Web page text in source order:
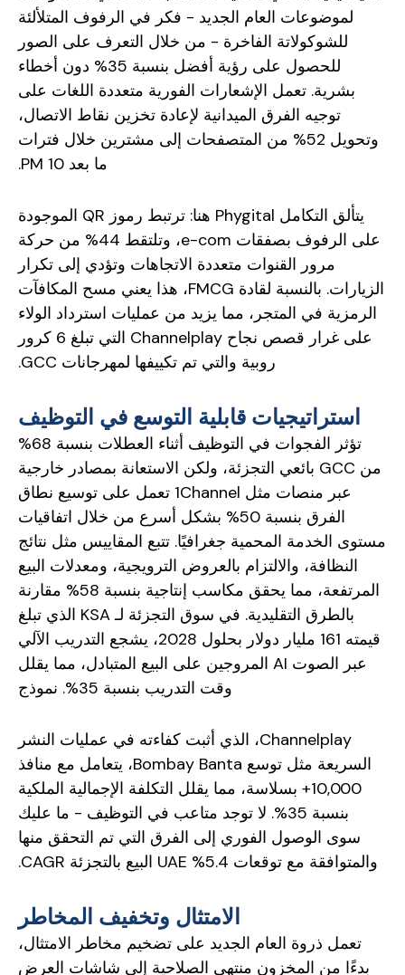
لموضوعات العام الجديد - فكر في الرفوف المتلألئة
للشوكولاتة الفاخرة - من خلال التعرف على الصور
للحصول على رؤية أفضل بنسبة 35% دون أخطاء
بشرية. تعمل الإشعارات الفورية متعددة اللغات على
توجيه الفرق الميدانية لإعادة تخزين نقاط الاتصال،
وتحويل 52% من المتصفحات إلى مشترين خلال فترات
ما بعد 10 PM.
يتألق التكامل Phygital هنا: ترتبط رموز QR الموجودة
على الرفوف بصفقات e-com، وتلتقط 44% من حركة
مرور القنوات متعددة الاتجاهات وتؤدي إلى تكرار
الزيارات. بالنسبة لقادة FMCG، هذا يعني مسح المكافآت
الرمزية في المتجر، مما يزيد من عمليات استرداد الولاء
على غرار قصص نجاح Channelplay التي تبلغ 6 كرور
روبية والتي تم تكييفها لمهرجانات GCC.
استراتيجيات قابلية التوسع في التوظيف
تؤثر الفجوات في التوظيف أثناء العطلات بنسبة 68%
من GCC بائعي التجزئة، ولكن الاستعانة بمصادر خارجية
عبر منصات مثل 1Channel تعمل على توسيع نطاق
الفرق بنسبة 50% بشكل أسرع من خلال اتفاقيات
مستوى الخدمة المحمية جغرافيًا. تتبع المقاييس مثل نتائج
النظافة، والالتزام بالعروض الترويجية، ومعدلات البيع
المرتفعة، مما يحقق مكاسب إنتاجية بنسبة 58% مقارنة
بالطرق التقليدية. في سوق التجزئة لـ KSA الذي تبلغ
قيمته 161 مليار دولار بحلول 2028، يشجع التدريب الآلي
عبر الصوت AI المروجين على البيع المتبادل، مما يقلل
وقت التدريب بنسبة 35%. نموذج
Channelplay، الذي أثبت كفاءته في عمليات النشر
السريعة مثل توسع Bombay Banta، يتعامل مع منافذ
10,000+ بسلاسة، مما يقلل التكلفة الإجمالية الملكية
بنسبة 35%. لا توجد متاعب في التوظيف - ما عليك
سوى الوصول الفوري إلى الفرق التي تم التحقق منها
والمتوافقة مع توقعات 5.4% UAE البيع بالتجزئة CAGR.
الامتثال وتخفيف المخاطر
تعمل ذروة العام الجديد على تضخيم مخاطر الامتثال،
بدءًا من المخزون منتهي الصلاحية إلى شاشات العرض